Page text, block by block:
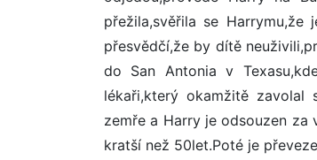
přežila,svěřila se
přesvědčí,že by dítě
do San Antonia v
lékaři,který okamžitě zavolal
zemře a Harry je odsouzen
kratší než 50let.Poté je